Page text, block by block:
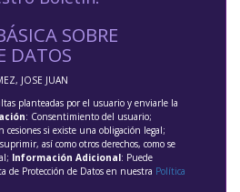
SOBRE
DATOS
JOSE JUAN
planteadas por el usuario y enviarle la
: Consentimiento del usuario;
cesiones si existe una obligación legal;
así como otros derechos, como se
Información Adicional: Puede
de Protección de Datos en nuestra Política